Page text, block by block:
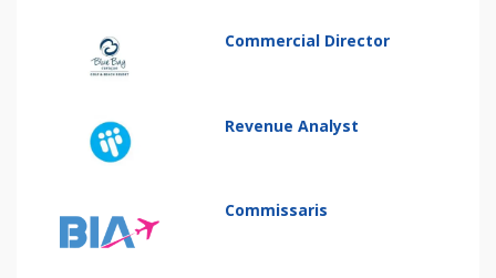
Commercial Director
Revenue Analyst
Commissaris